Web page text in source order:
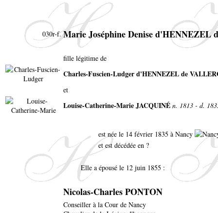
030r-f. Marie Joséphine Denise d'HENNEZEL
fille légitime de
Charles-Fuscien-Ludger d'HENNEZEL de
et
Louise-Catherine-Marie JACQUINÉ n. 1813 - d.
est née le 14 février 1835 à Nancy
et est décédée en ?
Elle a épousé le 12 juin 1855 :
Nicolas-Charles PONTON
Conseiller à la Cour de Nancy